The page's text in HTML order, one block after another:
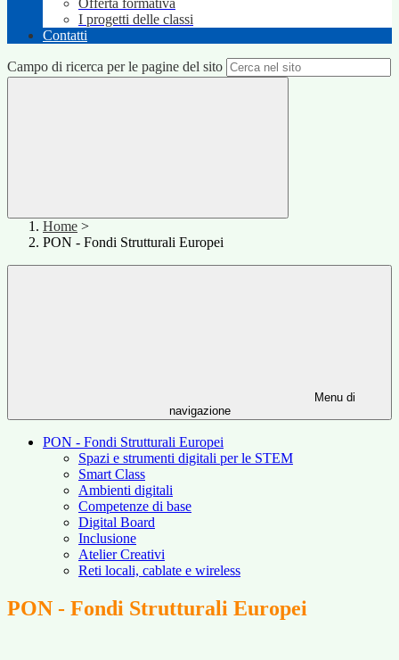
Offerta formativa
I progetti delle classi
Contatti
Campo di ricerca per le pagine del sito
Home >
PON - Fondi Strutturali Europei
Menu di
navigazione
PON - Fondi Strutturali Europei
Spazi e strumenti digitali per le STEM
Smart Class
Ambienti digitali
Competenze di base
Digital Board
Inclusione
Atelier Creativi
Reti locali, cablate e wireless
PON - Fondi Strutturali Europei